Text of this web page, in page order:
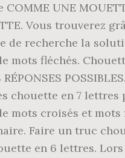
COMME UNE
Vous trouverez
de recherche la
mots fléchés.
RÉPONSES
chouette en 7 lettres
mots croisés et mots
Faire un truc
en 6 lettres. Lors